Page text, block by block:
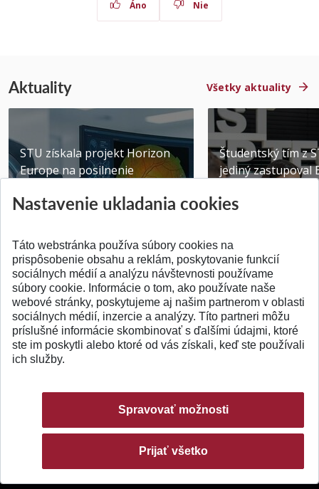
Áno Nie
Aktuality Všetky aktuality
STU získala projekt Horizon
Europe na posilnenie
Publikované 31.07.2026
Študentský tím z
jediný zastupoval
Publikované
SPÄŤ NA VRCH
Nastavenie ukladania cookies
Táto webstránka používa súbory cookies na
prispôsobenie obsahu a reklám, poskytovanie funkcií
sociálnych médií a analýzu návštevnosti používame
súbory cookie. Informácie o tom, ako používate naše
webové stránky, poskytujeme aj našim partnerom v oblasti
sociálnych médií, inzercie a analýzy. Títo partneri môžu
príslušné informácie skombinovať s ďalšími údajmi, ktoré
ste im poskytli alebo ktoré od vás získali, keď ste používali
ich služby.
Spravovať možnosti
Prijať všetko